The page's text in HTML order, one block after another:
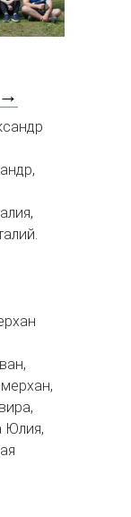
Юлия,